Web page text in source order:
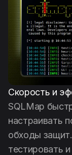
Скорость и
SQLMap
настраивать
обходы
тестировать